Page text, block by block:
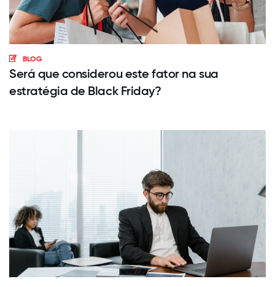
BLOG
Será que considerou este fator na sua
estratégia de Black Friday?